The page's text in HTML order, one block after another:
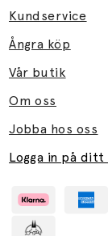
Kundservice
Ångra köp
Vår butik
Om oss
Jobba hos oss
Logga in på ditt